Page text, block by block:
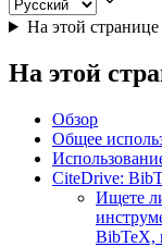
На этой странице
На этой
Обзор
Общее
CiteDrive:
Ищете
BibTeX,